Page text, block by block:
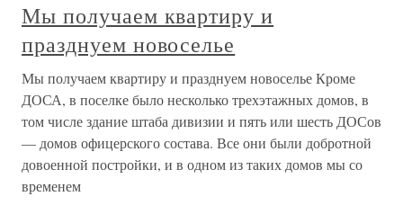
Мы получаем квартиру и
празднуем новоселье
Мы получаем квартиру и празднуем новоселье Кроме
ДОСА, в поселке было несколько трехэтажных домов, в
том числе здание штаба дивизии и пять или шесть ДОСов
— домов офицерского состава. Все они были добротной
довоенной постройки, и в одном из таких домов мы со
временем